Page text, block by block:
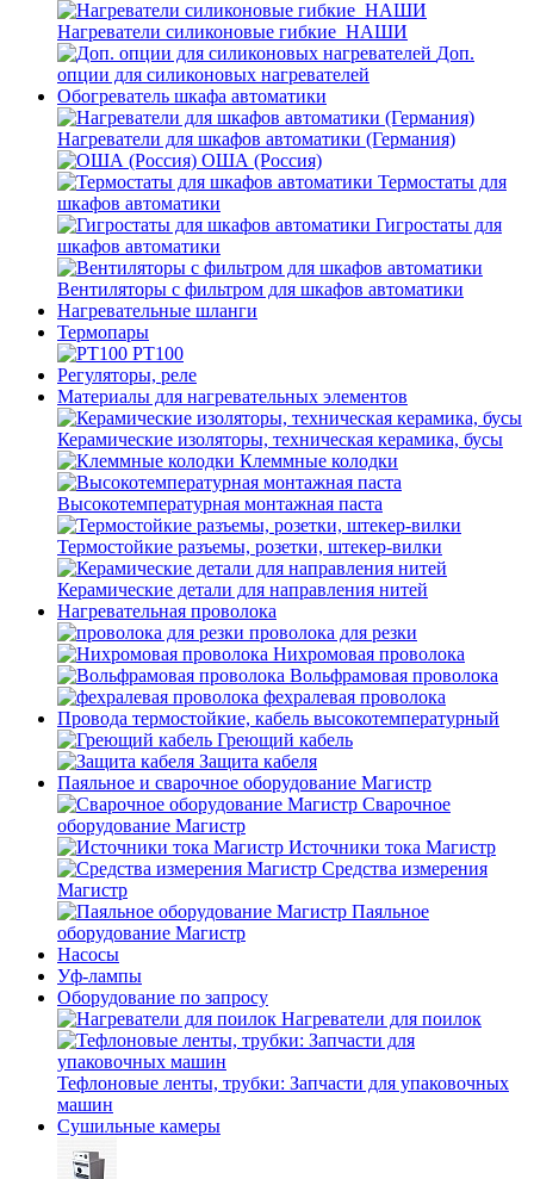
Нагреватели силиконовые гибкие_НАШИ
Доп.
опции для силиконовых нагревателей
Обогреватель шкафа автоматики
Нагреватели для шкафов автоматики (Германия)
ОША (Россия)
Термостаты для
шкафов автоматики
Гигростаты для
шкафов автоматики
Вентиляторы с фильтром для шкафов автоматики
Нагревательные шланги
Термопары
PT100
Регуляторы, реле
Материалы для нагревательных элементов
Керамические изоляторы, техническая керамика, бусы
Клеммные колодки
Высокотемпературная монтажная паста
Термостойкие разъемы, розетки, штекер-вилки
Керамические детали для направления нитей
Нагревательная проволока
проволока для резки
Нихромовая проволока
Вольфрамовая проволока
фехралевая проволока
Провода термостойкие, кабель высокотемпературный
Греющий кабель
Защита кабеля
Паяльное и сварочное оборудование Магистр
Сварочное
оборудование Магистр
Источники тока Магистр
Средства измерения
Магистр
Паяльное
оборудование Магистр
Насосы
Уф-лампы
Оборудование по запросу
Нагреватели для поилок
Тефлоновые ленты, трубки: Запчасти для упаковочных
машин
Сушильные камеры